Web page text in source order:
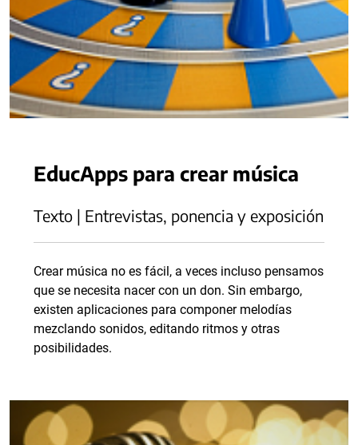
EducApps para crear música
Texto | Entrevistas, ponencia y exposición
Crear música no es fácil, a veces incluso pensamos
que se necesita nacer con un don. Sin embargo,
existen aplicaciones para componer melodías
mezclando sonidos, editando ritmos y otras
posibilidades.